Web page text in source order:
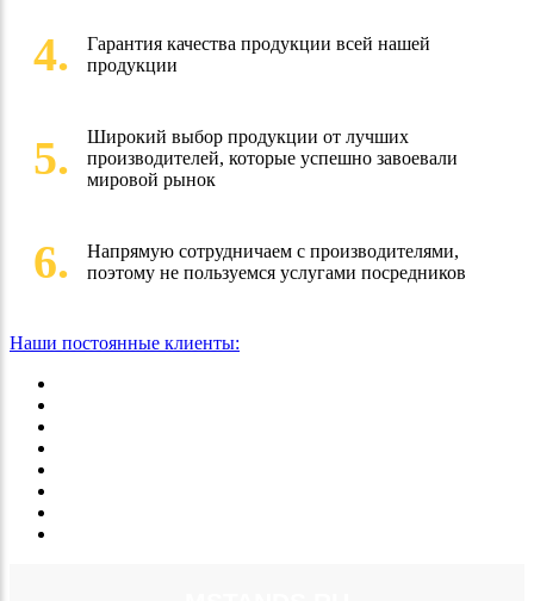
4.
Гарантия качества продукции всей нашей
продукции
5.
Широкий выбор продукции от лучших
производителей, которые успешно завоевали
мировой рынок
6.
Напрямую сотрудничаем с производителями,
поэтому не пользуемся услугами посредников
Наши постоянные клиенты: